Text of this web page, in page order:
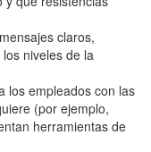
claros,
niveles de la
los empleados con las
(por ejemplo,
herramientas de